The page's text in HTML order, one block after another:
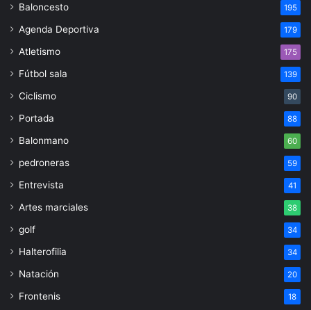
Baloncesto 195
Agenda Deportiva 179
Atletismo 175
Fútbol sala 139
Ciclismo 90
Portada 88
Balonmano 60
pedroneras 59
Entrevista 41
Artes marciales 38
golf 34
Halterofilia 34
Natación 20
Frontenis 18